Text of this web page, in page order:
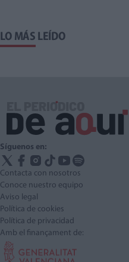
LO MÁS LEÍDO
Síguenos en:
Contacta con nosotros
Conoce nuestro equipo
Aviso legal
Política de cookies
Política de privacidad
Amb el finançament de: